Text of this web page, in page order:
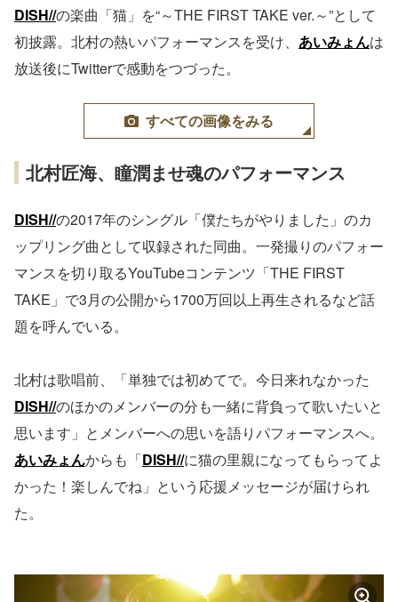
DISH//の楽曲「猫」を“～THE FIRST TAKE ver.～”として
初披露。北村の熱いパフォーマンスを受け、 あいみょんは
放送後にTwitterで感動をつづった。
すべての画像をみる
北村匠海、瞳潤ませ魂のパフォーマンス
DISH//の2017年のシングル「僕たちがやりました」のカ
ップリング曲として収録された同曲。一発撮りのパフォー
マンスを切り取るYouTubeコンテンツ「THE FIRST
TAKE」で3月の公開から1700万回以上再生されるなど話
題を呼んでいる。
北村は歌唱前、「単独では初めてで。今日来れなかった
DISH//のほかのメンバーの分も一緒に背負って歌いたいと
思います」とメンバーへの思いを語りパフォーマンスへ。
あいみょんからも「DISH//に猫の里親になってもらってよ
かった！楽しんでね」という応援メッセージが届けられ
た。